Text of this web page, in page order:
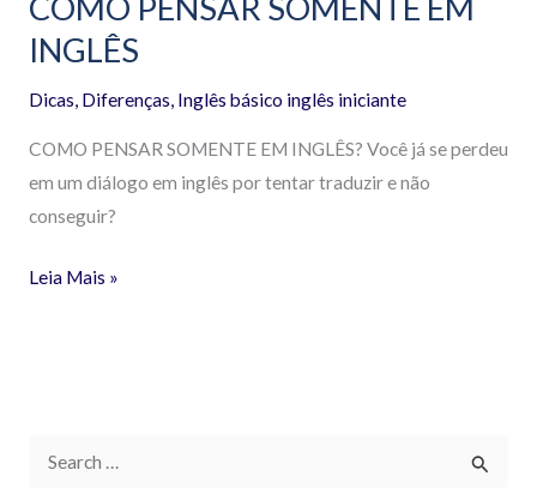
INGLÊS
Dicas, Diferenças, Inglês básico inglês iniciante
COMO PENSAR SOMENTE EM INGLÊS? Você já se perdeu
em um diálogo em inglês por tentar traduzir e não
conseguir?
Leia Mais »